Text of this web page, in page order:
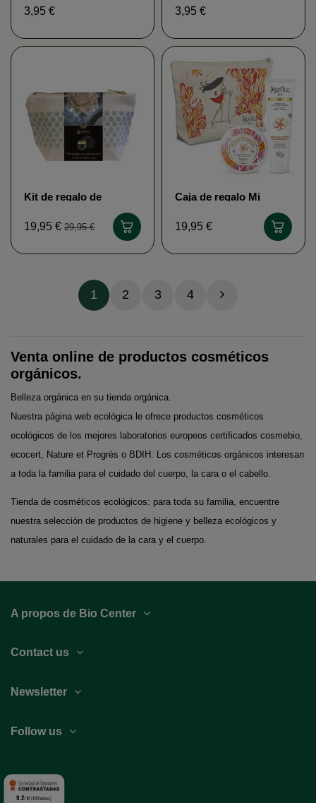
de From Earth To Earth
3,95 €
3,95 €
Kit de regalo de
piezas de exfoliante
con jabón negro de
19,95 €29,95 €
Caja de regalo Mi
de monoï de Tahití
Marilou orgánico
19,95 €
1 2 3 4
Venta online de productos cosméticos
orgánicos.
Belleza orgánica en su tienda orgánica.
Nuestra página web ecológica le ofrece productos cosméticos
ecológicos de los mejores laboratorios europeos certificados cosmebio,
ecocert, Nature et Progrès o BDIH. Los cosméticos orgánicos interesan
a toda la familia para el cuidado del cuerpo, la cara o el cabello.
Tienda de cosméticos ecológicos: para toda su familia, encuentre
nuestra selección de productos de higiene y belleza ecológicos y
naturales para el cuidado de la cara y el cuerpo.
A propos de Bio Center
Contact us
Follow us
Newsletter
9.2/10 (188 notas)